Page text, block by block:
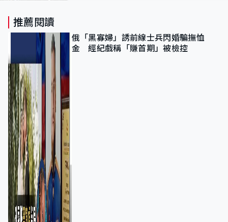
推薦閱讀
俄「黑寡婦」誘前線士兵閃婚騙撫恤
金 經紀戲稱「賺首期」被檢控